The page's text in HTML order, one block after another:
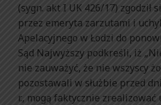
(sygn. akt I UK 426/17) zgodził
przez emeryta zarzutami i
Apelacyjnego w Łodzi do
Sąd Najwyższy podkreśli, iż
nie zauważyć, że nie wszyscy
pozostawali w służbie przed
r., mogą faktycznie